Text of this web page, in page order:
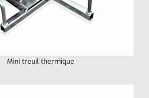
Mini treuil thermique